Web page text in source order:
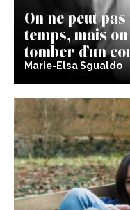
On ne peut
temps, mais
tomber d’un
Marie-Elsa Sgualdo